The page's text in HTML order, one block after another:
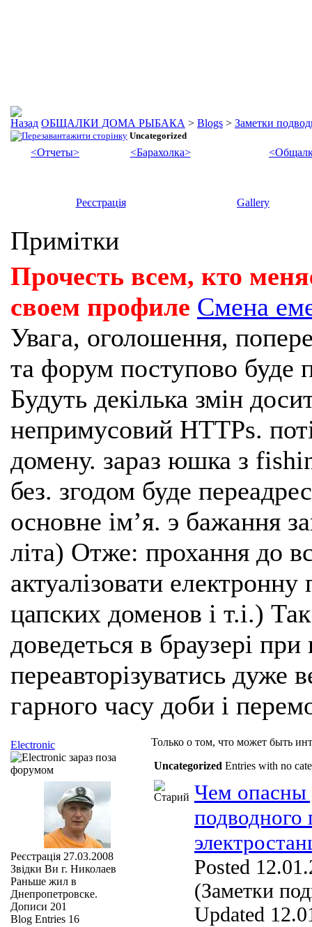
ОБЩАЛКИ ДОМА РЫБАКА > Blogs > Заметки
Uncategorized
<Отчеты> <Барахолка>
Реєстрація Gallery
Примітки
Прочесть всем, кто
своем профиле Смена
Увага, оголошення,
та форум поступово буде
Будуть декілька змін
непримусовий HTTPs.
домену. зараз юшка з
без. згодом буде
основне імʼя. э бажання
літа) Отже: прохання до
актуалізовати
цапских доменов і т.і.)
доведеться в браузері
переавторізуватись
гарного часу доби і
Только о том, что может быть
Uncategorized Entries with no
Чем опасны
подводного
Posted
(Заметки
Updated
Electronic
Реєстрація 27.03.2008
Звідки Ви г. Николаев
Раньше жил в
Днепропетровске.
Дописи 201
Blog Entries 16